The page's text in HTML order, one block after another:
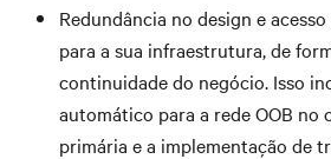
Redundância no design e
para a sua infraestrutura, de
continuidade do negócio. Isso
automático para a rede OOB no
primária e a implementação de